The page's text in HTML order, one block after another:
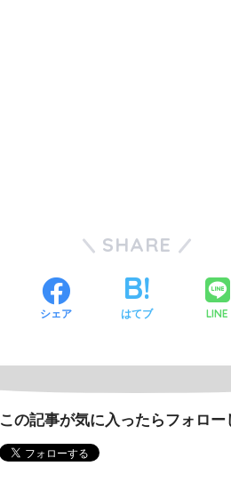
SHARE
シェア はてブ LINE
この記事が気に入ったらフォロー